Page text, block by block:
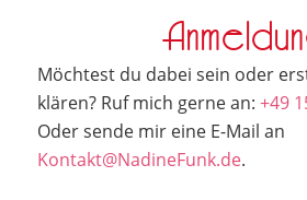
Möchtest du dabei sein oder
klären? Ruf mich gerne an: +49
Oder sende mir eine E-Mail an
Kontakt@NadineFunk.de.